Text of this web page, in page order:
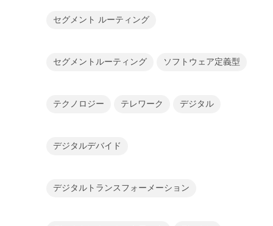
セグメント ルーティング
セグメントルーティング ソフトウェア定義型
テクノロジー テレワーク デジタル
デジタルデバイド
デジタルトランスフォーメーション